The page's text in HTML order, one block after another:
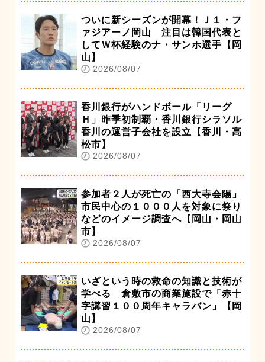
ついに新シーズンが開幕！Ｊ１・フ
ァジアーノ岡山 注目は韓国代表と
してＷ杯経験のナ・サンホ選手【岡
山】
2026/08/07
香川銀行がハンドボール「リーグ
Ｈ」昨季初制覇・香川銀行シラソル
香川の運営子会社を設立【香川・高
松市】
2026/08/07
参加者２人が死亡の「西大寺会陽」
市民中心の１０００人を対象に祭り
などのイメージ調査へ【岡山・岡山
市】
2026/08/07
いざという時の救命の知識と技術が
学べる 倉敷市の商業施設で「赤十
字講習１００周年キャラバン」【岡
山】
2026/08/07